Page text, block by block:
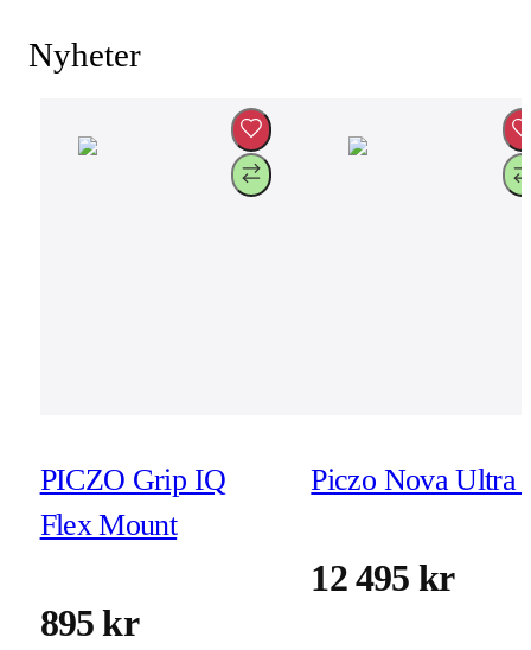
Nyheter
PICZO Grip IQ
Flex Mount
895 kr
Piczo Nova Ultra
12 495 kr